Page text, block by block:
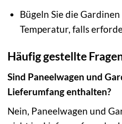
Bügeln Sie die
Temperatur, falls
Häufig gestellte
Sind Paneelwagen und
Lieferumfang enthalten?
Nein, Paneelwagen und